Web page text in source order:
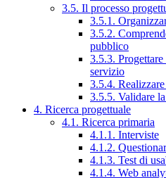
3.5. Il processo
3.5.1.
3.5.2.
pubblico
3.5.3.
servizio
3.5.4.
3.5.5. Validare
4. Ricerca progettuale
4.1. Ricerca primaria
4.1.1. Interviste
4.1.2.
4.1.3. Test di
4.1.4. Web